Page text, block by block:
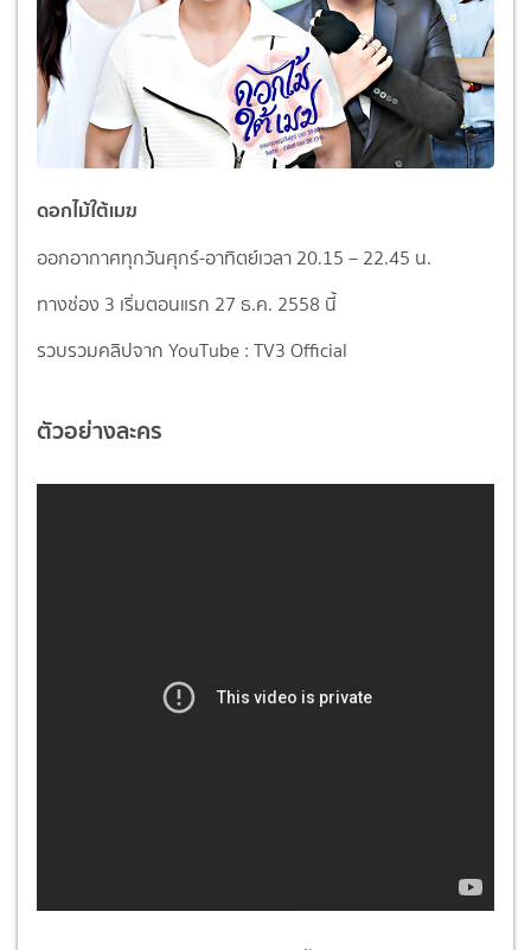
ดอกไม้ใต้เมฆ
ออกอากาศทุกวันศุกร์-อาทิตย์เวลา 20.15 – 22.45 น.
ทางช่อง 3 เริ่มตอนแรก 27 ธ.ค. 2558 นี้
รวบรวมคลิปจาก YouTube : TV3 Official
ตัวอย่างละคร